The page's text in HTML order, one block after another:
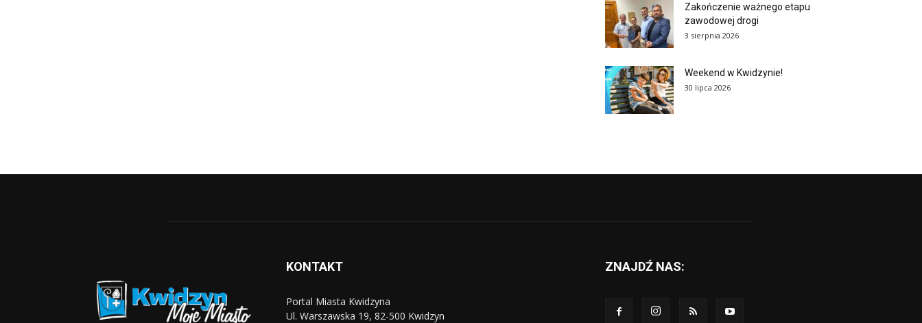
Zakończenie ważnego etapu
zawodowej drogi
3 sierpnia 2026
Weekend w Kwidzynie!
30 lipca 2026
KONTAKT
Portal Miasta Kwidzyna
Ul. Warszawska 19, 82-500 Kwidzyn
ZNAJDŹ NAS: